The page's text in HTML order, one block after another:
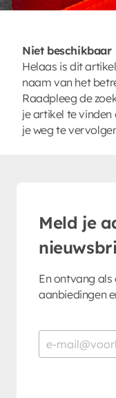
Niet beschikbaar
Helaas is dit
naam van het
Raadpleeg de
je artikel te
je weg te
Meld je
En ontvang als
aanbiedingen